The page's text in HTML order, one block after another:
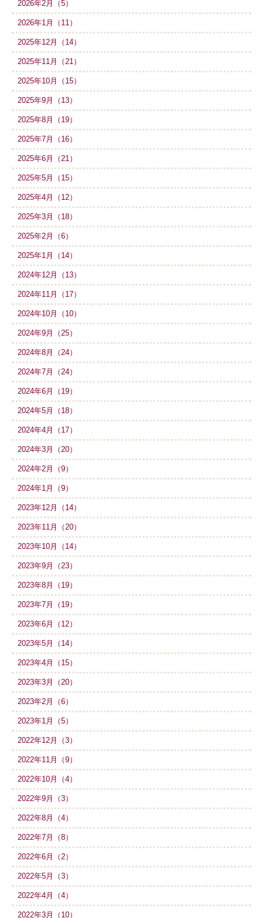
2026年2月（5）
2026年1月（11）
2025年12月（14）
2025年11月（21）
2025年10月（15）
2025年9月（13）
2025年8月（19）
2025年7月（16）
2025年6月（21）
2025年5月（15）
2025年4月（12）
2025年3月（18）
2025年2月（6）
2025年1月（14）
2024年12月（13）
2024年11月（17）
2024年10月（10）
2024年9月（25）
2024年8月（24）
2024年7月（24）
2024年6月（19）
2024年5月（18）
2024年4月（17）
2024年3月（20）
2024年2月（9）
2024年1月（9）
2023年12月（14）
2023年11月（20）
2023年10月（14）
2023年9月（23）
2023年8月（19）
2023年7月（19）
2023年6月（12）
2023年5月（14）
2023年4月（15）
2023年3月（20）
2023年2月（6）
2023年1月（5）
2022年12月（3）
2022年11月（9）
2022年10月（4）
2022年9月（3）
2022年8月（4）
2022年7月（8）
2022年6月（2）
2022年5月（3）
2022年4月（4）
2022年3月（10）